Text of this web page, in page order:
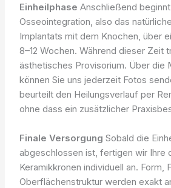
Einheilphase Anschließend
Osseointegration, also das
Implantats mit dem Knochen, über
8–12 Wochen. Während dieser Zeit
ästhetisches Provisorium. Über die
können Sie uns jederzeit Fotos
beurteilt den Heilungsverlauf per
ohne dass ein zusätzlicher
Finale Versorgung Sobald die
abgeschlossen ist, fertigen wir Ihre
Keramikkronen individuell an. Form,
Oberflächenstruktur werden exakt